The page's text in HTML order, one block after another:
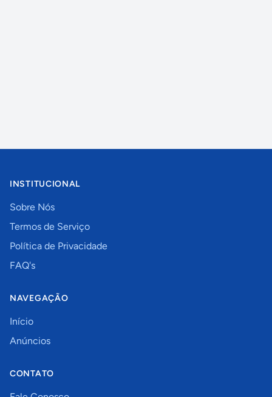
INSTITUCIONAL
Sobre Nós
Termos de Serviço
Política de Privacidade
FAQ's
NAVEGAÇÃO
Início
Anúncios
CONTATO